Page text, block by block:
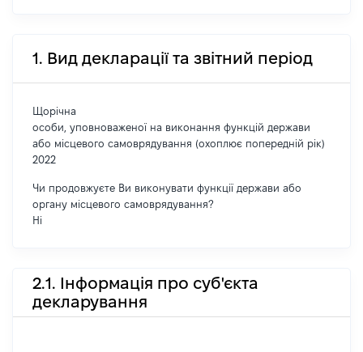
1. Вид декларації та звітний період
Щорічна
особи, уповноваженої на виконання функцій держави
або місцевого самоврядування (охоплює попередній рік)
2022
Чи продовжуєте Ви виконувати функції держави або
органу місцевого самоврядування?
Ні
2.1. Інформація про суб'єкта
декларування